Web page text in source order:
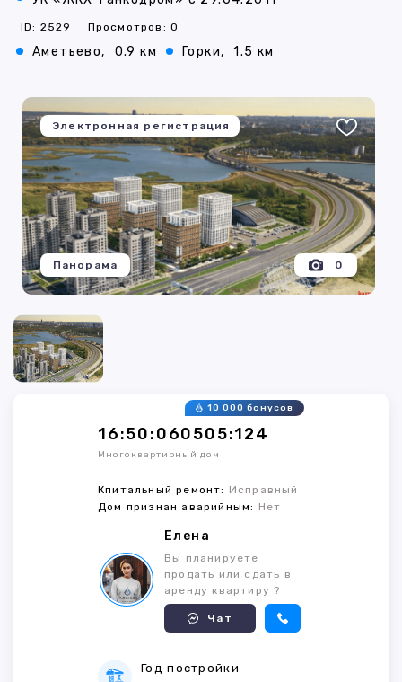
ID: 2529 Просмотров: 0
Аметьево, 0.9 км Горки, 1.5 км
Электронная регистрация
0
Панорама
16:50:060505:124
10 000 бонусов
Многоквартирный дом
Кпитальный ремонт: Исправный
Дом признан аварийным: Нет
Елена
Вы планируете
продать или сдать в
аренду квартиру ?
Чат
Год постройки